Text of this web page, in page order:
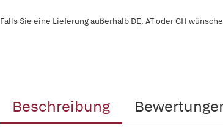
Falls Sie eine Lieferung außerhalb DE, AT oder CH
Beschreibung